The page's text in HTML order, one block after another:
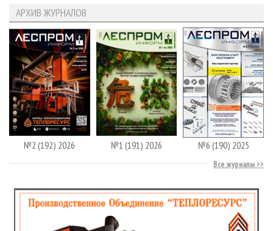
АРХИВ ЖУРНАЛОВ
№2 (192) 2026 №1 (191) 2026 №6 (190) 2025
Все журналы